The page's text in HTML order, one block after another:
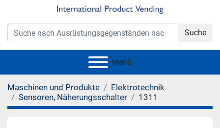
Suche
Menü
Maschinen und Produkte
Elektrotechnik
Sensoren, Näherungsschalter
1311